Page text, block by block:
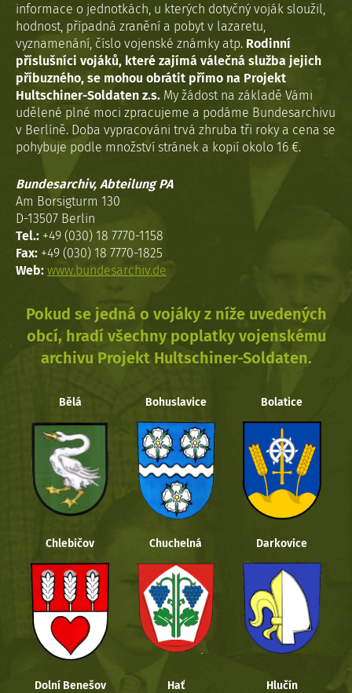
informace o jednotkách, u kterých dotyčný voják sloužil,
hodnost, případná zranění a pobyt v lazaretu,
vyznamenání, číslo vojenské známky atp. Rodinní
příslušníci vojáků, které zajímá válečná služba jejich
příbuzného, se mohou obrátit přímo na Projekt
Hultschiner-Soldaten z.s. My žádost na základě Vámi
udělené plné moci zpracujeme a podáme Bundesarchivu
v Berlíně. Doba vypracováni trvá zhruba tři roky a cena se
pohybuje podle množství stránek a kopií okolo 16 €.
Bundesarchiv, Abteilung PA
Am Borsigturm 130
D-13507 Berlin
Tel.: +49 (030) 18 7770-1158
Fax: +49 (030) 18 7770-1825
Web: www.bundesarchiv.de
Pokud se jedná o vojáky z níže uvedených
obcí, hradí všechny poplatky vojenskému
archivu Projekt Hultschiner-Soldaten.
Bělá Bohuslavice Bolatice
Chlebičov Chuchelná Darkovice
Dolní Benešov Hať Hlučín